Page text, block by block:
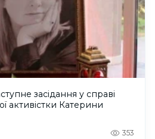
засідання у справі
активістки Катерини
353